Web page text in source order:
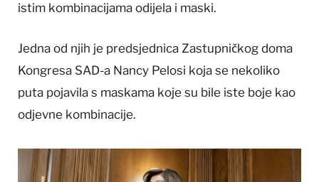
istim kombinacijama odijela i maski.
Jedna od njih je predsjednica Zastupničkog doma
Kongresa SAD-a Nancy Pelosi koja se nekoliko
puta pojavila s maskama koje su bile iste boje kao
odjevne kombinacije.